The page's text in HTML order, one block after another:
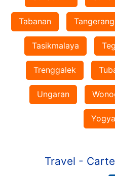
Tabanan
Tasikmalaya
Trenggalek
Ungaran
Travel -